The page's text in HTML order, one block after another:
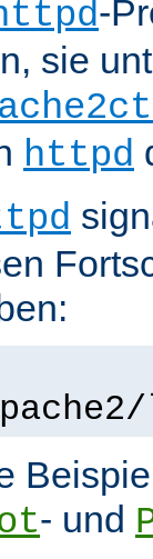
-
sie
httpd
- und